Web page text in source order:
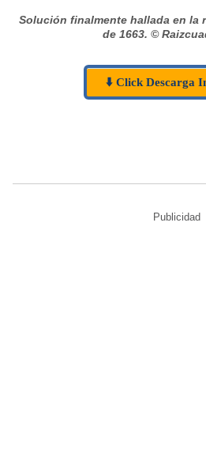
Solución finalmente hallada en la
de 1663. ©
⬇️ Click Descarga
Publicidad